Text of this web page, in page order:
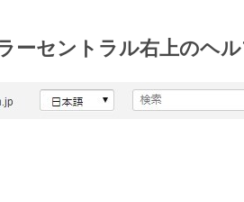
ーセントラル右上のヘ